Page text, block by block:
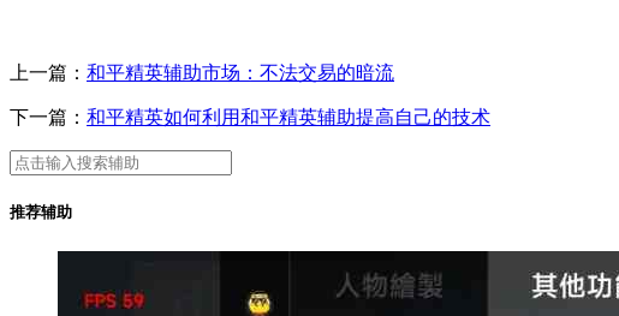
上一篇： 和平精英辅助市场：不法交易的暗流
下一篇： 和平精英如何利用和平精英辅助提高自己的技术
推荐辅助